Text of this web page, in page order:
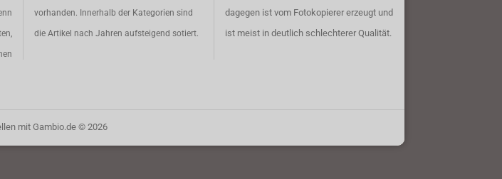
vorhanden. Innerhalb der Kategorien sind
die Artikel nach Jahren aufsteigend sotiert.
dagegen ist vom Fotokopierer erzeugt und
ist meist in deutlich schlechterer Qualität.
mit Gambio.de © 2026